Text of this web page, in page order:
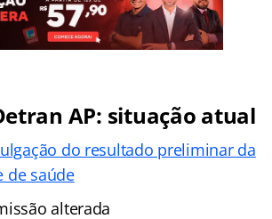
AP: situação atual
do resultado preliminar da
de saúde
alterada